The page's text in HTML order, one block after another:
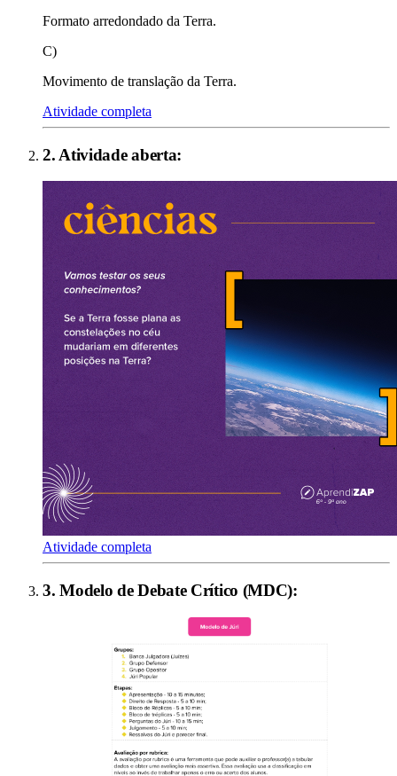
Formato arredondado da Terra.
C)
Movimento de translação da Terra.
Atividade completa
2. Atividade aberta:
Atividade completa
3.Modelo de Debate Crítico (MDC):